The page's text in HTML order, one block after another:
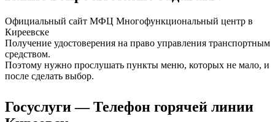
Официальный сайт МФЦ Многофункциональный центр в
Киреевске
Получение удостоверения на право управления транспортным
средством.
Поэтому нужно прослушать пункты меню, которых не мало, и
после сделать выбор.
Госуслуги — Телефон горячей линии